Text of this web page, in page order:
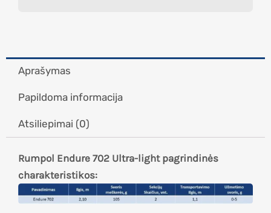
Aprašymas
Papildoma informacija
Atsiliepimai (0)
Rumpol Endure 702 Ultra-light pagrindinės
charakteristikos: